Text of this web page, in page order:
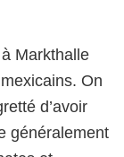
Markthalle
On
d’avoir
généralement